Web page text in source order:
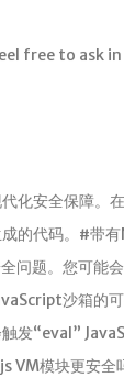
free to ask
化安全保障。
的代码。#带
问题。您可能
沙箱的
发“eval”
VM模块更安全